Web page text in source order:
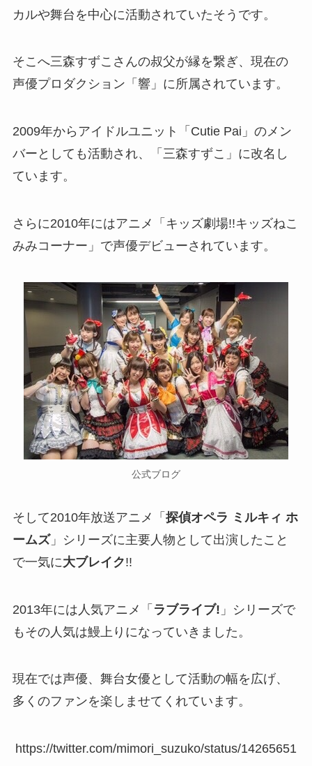
カルや舞台を中心に活動されていたそうです。
そこへ三森すずこさんの叔父が縁を繋ぎ、現在の
声優プロダクション「響」に所属されています。
2009年からアイドルユニット「Cutie Pai」のメン
バーとしても活動され、「三森すずこ」に改名し
ています。
さらに2010年にはアニメ「キッズ劇場!!キッズねこ
みみコーナー」で声優デビューされています。
公式ブログ
そして2010年放送アニメ「 探偵オペラ ミルキィ ホ
ームズ」シリーズに主要人物として出演したこと
で一気に大ブレイク!!
2013年には人気アニメ「 ラブライブ! 」シリーズで
もその人気は鰻上りになっていきました。
現在では声優、舞台女優として活動の幅を広げ、
多くのファンを楽しませてくれています。
https://twitter.com/mimori_suzuko/status/14265651